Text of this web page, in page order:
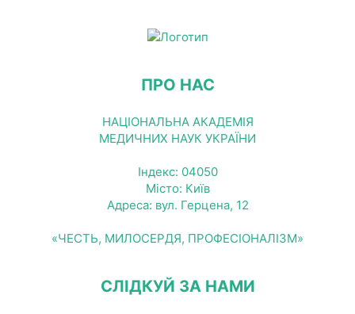
ПРО НАС
НАЦІОНАЛЬНА АКАДЕМІЯ
МЕДИЧНИХ НАУК УКРАЇНИ
Індекс: 04050
Місто: Київ
Адреса: вул. Герцена, 12
«ЧЕСТЬ, МИЛОСЕРДЯ, ПРОФЕСІОНАЛІЗМ»
СЛІДКУЙ ЗА НАМИ